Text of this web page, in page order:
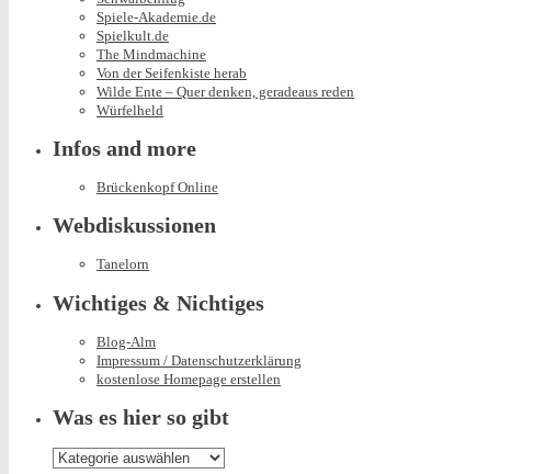
Spiele-Akademie.de
Spielkult.de
The Mindmachine
Von der Seifenkiste herab
Wilde Ente – Quer denken, geradeaus reden
Würfelheld
Infos and more
Brückenkopf Online
Webdiskussionen
Tanelorn
Wichtiges & Nichtiges
Blog-Alm
Impressum / Datenschutzerklärung
kostenlose Homepage erstellen
Was es hier so gibt
Was